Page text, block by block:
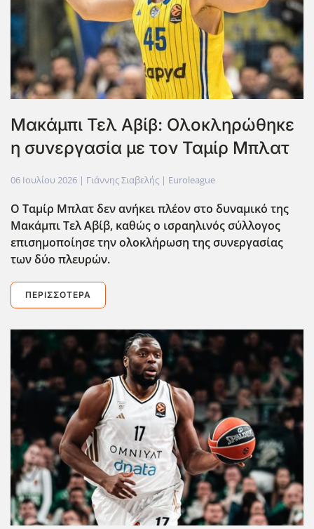
Μακάμπι Τελ Αβίβ: Ολοκληρώθηκε
η συνεργασία με τον Ταμίρ Μπλατ
06 Ιουλίου 2026 | Γιάννης Σιαβελής | Euroleague
Ο Ταμίρ Μπλατ δεν ανήκει πλέον στο δυναμικό της
Μακάμπι Τελ Αβίβ, καθώς ο ισραηλινός σύλλογος
επισημοποίησε την ολοκλήρωση της συνεργασίας
των δύο πλευρών.
ΠΕΡΙΣΣΌΤΕΡΑ